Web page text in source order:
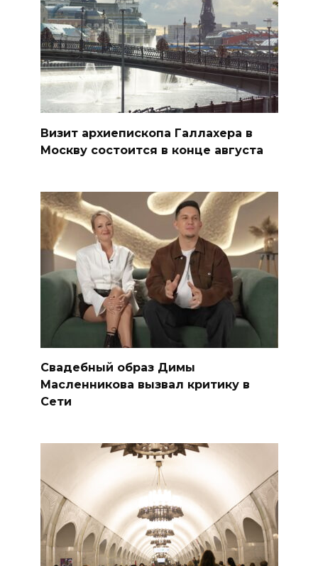
Визит архиепископа Галлахера в
Москву состоится в конце августа
Свадебный образ Димы
Масленникова вызвал критику в
Сети